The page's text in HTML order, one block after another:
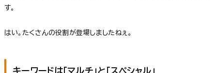
す。
はい。たくさんの役割が登場しましたねぇ。
キーワードは「マルチ」と「スペシャル」